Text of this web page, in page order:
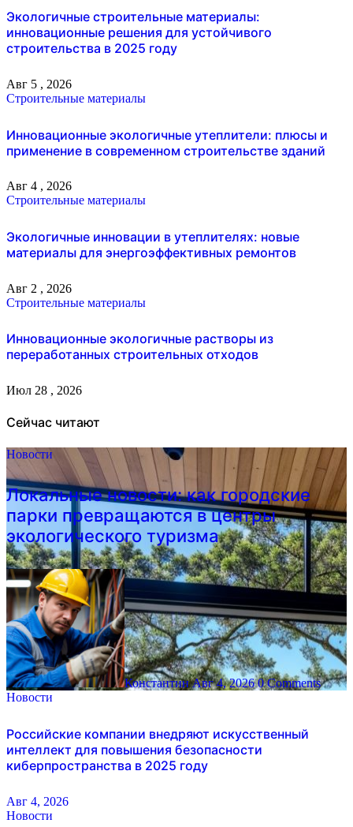
Экологичные строительные материалы:
инновационные решения для устойчивого
строительства в 2025 году
Авг 5 , 2026
Строительные материалы
Инновационные экологичные утеплители: плюсы и
применение в современном строительстве зданий
Авг 4 , 2026
Строительные материалы
Экологичные инновации в утеплителях: новые
материалы для энергоэффективных ремонтов
Авг 2 , 2026
Строительные материалы
Инновационные экологичные растворы из
переработанных строительных отходов
Июл 28 , 2026
Сейчас читают
Новости
Локальные новости: как городские
парки превращаются в центры
экологического туризма
КонстантинАвг 4, 2026 0 Comments
Новости
Российские компании внедряют искусственный
интеллект для повышения безопасности
киберпространства в 2025 году
Авг 4, 2026
Новости